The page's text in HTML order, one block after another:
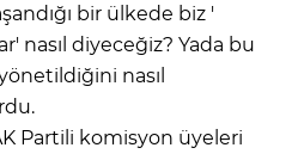
bir ülkede biz '
nasıl diyeceğiz? Yada bu
nasıl
Partili komisyon üyeleri